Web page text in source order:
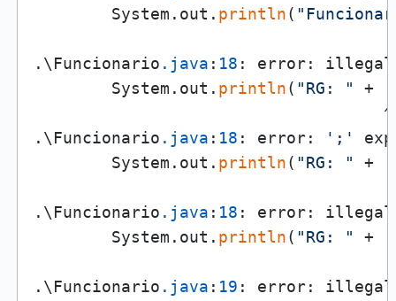
        System.out.
println(
.\Funcionario .java : 18 : error: illegal
        System.out.
println( "RG: "
+
                                    ^
.\Funcionario .java : 18 : error: ';'
        System.out.
println( "RG: "
+
.\Funcionario .java : 18 : error: illegal
        System.out.
println( "RG: "
+
.\Funcionario .java : 19 : error: illegal